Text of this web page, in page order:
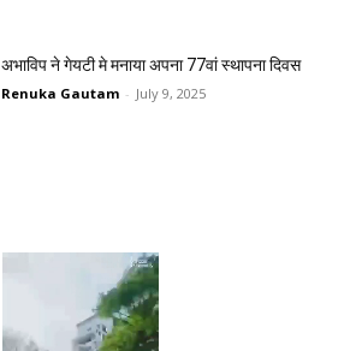
अभाविप ने गेयटी मे मनाया अपना 77वां स्थापना दिवस
Renuka Gautam - July 9, 2025